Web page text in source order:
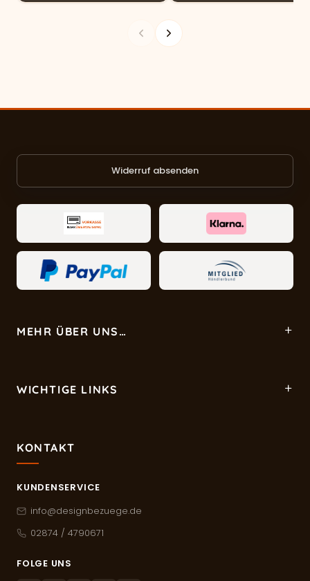
Widerruf absenden
MEHR ÜBER UNS…
WICHTIGE LINKS
KONTAKT
KUNDENSERVICE
info@designbezuege.de
02874 / 4790671
FOLGE UNS